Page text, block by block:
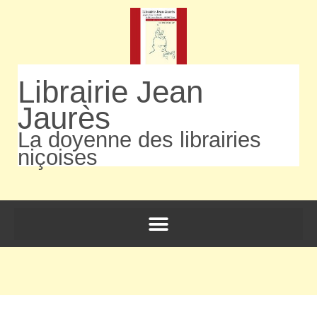
Librairie Jean
Jaurès
La doyenne des librairies
niçoises